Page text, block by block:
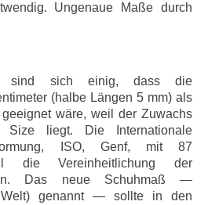
Ungenaue Maße durch
sind sich einig, dass die
(halbe Längen 5 mm) als
wäre, weil der Zuwachs
Size liegt. Die Internationale
ISO, Genf, mit 87
die Vereinheitlichung der
Das neue Schuhmaß —
Welt) genannt — sollte in den